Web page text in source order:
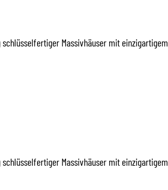
Massivhäuser mit einzigartigem
Massivhäuser mit einzigartigem